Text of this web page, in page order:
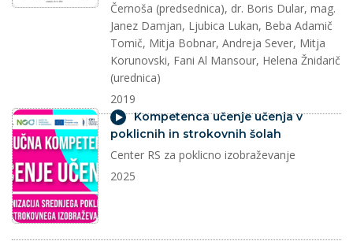
Černoša (predsednica), dr. Boris Dular, mag.
Janez Damjan, Ljubica Lukan, Beba Adamič
Tomič, Mitja Bobnar, Andreja Sever, Mitja
Korunovski, Fani Al Mansour, Helena Žnidarič
(urednica)
2019
videoKompetenca učenje učenja v
poklicnih in strokovnih šolah
Center RS za poklicno izobraževanje
2025